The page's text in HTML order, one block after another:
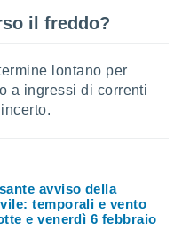
il freddo?
lontano per
a ingressi di correnti
avviso della
temporali e vento
e venerdì 6 febbraio